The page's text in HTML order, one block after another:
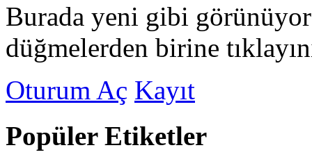
Burada yeni gibi
düğmelerden birine
Oturum Aç Kayıt
Popüler Etiketler